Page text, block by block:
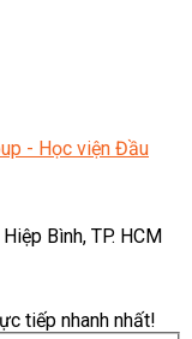
- Học viện Đầu
Bình, TP. HCM
tiếp nhanh nhất!